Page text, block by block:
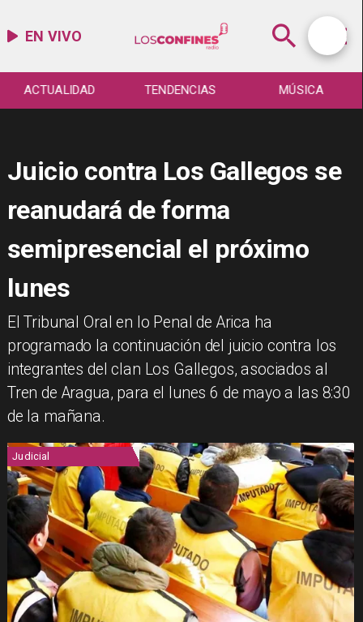
EN VIVO
ACTUALIDAD TENDENCIAS MÚSICA
Juicio contra Los Gallegos se
reanudará de forma
semipresencial el próximo
lunes
​El Tribunal Oral en lo Penal de Arica ha
programado la continuación del juicio contra los
integrantes del clan Los Gallegos, asociados al
Tren de Aragua, para el lunes 6 de mayo a las 8:30
de la mañana.
Judicial